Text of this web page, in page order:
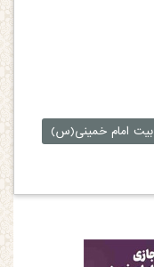
بیت امام خمینی(س)